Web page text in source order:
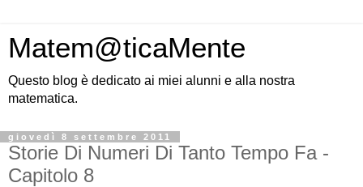
Matem@ticaMente
Questo blog è dedicato ai miei alunni e alla nostra
matematica.
giovedì 8 settembre 2011
Storie Di Numeri Di Tanto Tempo Fa -
Capitolo 8